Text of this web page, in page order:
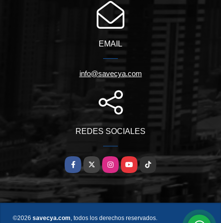
EMAIL
info@savecya.com
REDES SOCIALES
Facebook
X InstagramYouTubeTikTok
©2026 savecya.com , todos los derechos reservados.